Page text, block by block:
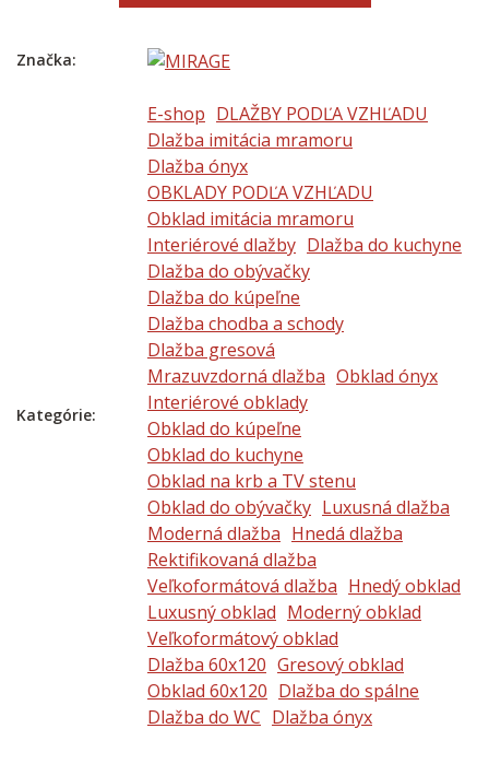
Značka:
Kategórie:
E-shop DLAŽBY PODĽA VZHĽADU
Dlažba imitácia mramoru
Dlažba ónyx
OBKLADY PODĽA VZHĽADU
Obklad imitácia mramoru
Interiérové dlažby Dlažba do kuchyne
Dlažba do obývačky
Dlažba do kúpeľne
Dlažba chodba a schody
Dlažba gresová
Mrazuvzdorná dlažba Obklad ónyx
Interiérové obklady
Obklad do kúpeľne
Obklad do kuchyne
Obklad na krb a TV stenu
Obklad do obývačky Luxusná dlažba
Moderná dlažba Hnedá dlažba
Rektifikovaná dlažba
Veľkoformátová dlažba Hnedý obklad
Luxusný obklad Moderný obklad
Veľkoformátový obklad
Dlažba 60x120 Gresový obklad
Obklad 60x120 Dlažba do spálne
Dlažba do WC Dlažba ónyx